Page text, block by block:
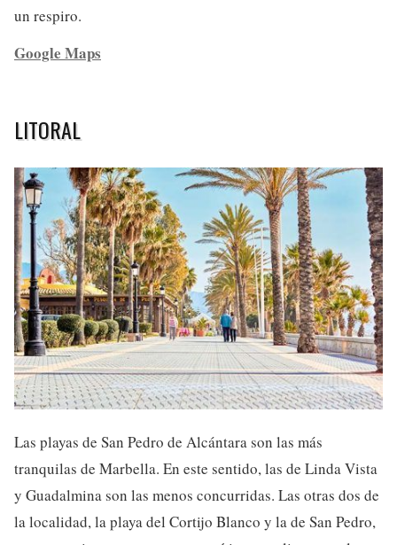
un respiro.
Google Maps
LITORAL
Las playas de San Pedro de Alcántara son las más
tranquilas de Marbella. En este sentido, las de Linda Vista
y Guadalmina son las menos concurridas. Las otras dos de
la localidad, la playa del Cortijo Blanco y la de San Pedro,